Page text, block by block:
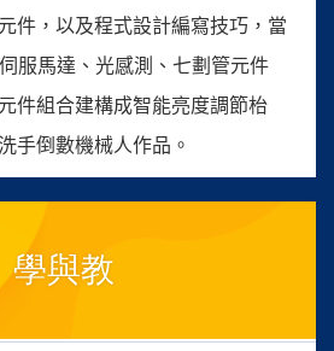
件，以及程式設計編寫技巧，當
伺服馬達、光感測、七劃管元件
件組合建構成智能亮度調節枱
手倒數機械人作品。
學與教